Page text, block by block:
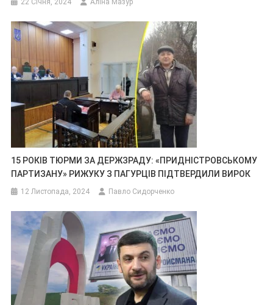
15 РОКІВ ТЮРМИ ЗА ДЕРЖЗРАДУ: «ПРИДНІСТРОВСЬКОМУ
ПАРТИЗАНУ» РИЖУКУ З ПАГУРЦІВ ПІДТВЕРДИЛИ ВИРОК
12 Листопада, 2024 Павло Сидорченко